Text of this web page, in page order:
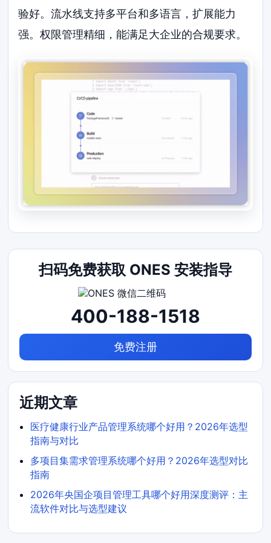
验好。流水线支持多平台和多语言，扩展能力
强。权限管理精细，能满足大企业的合规要求。
扫码免费获取 ONES 安装指导
400-188-1518
免费注册
近期文章
医疗健康行业产品管理系统哪个好用？2026年选型
指南与对比
多项目集需求管理系统哪个好用？2026年选型对比
指南
2026年央国企项目管理工具哪个好用深度测评：主
流软件对比与选型建议